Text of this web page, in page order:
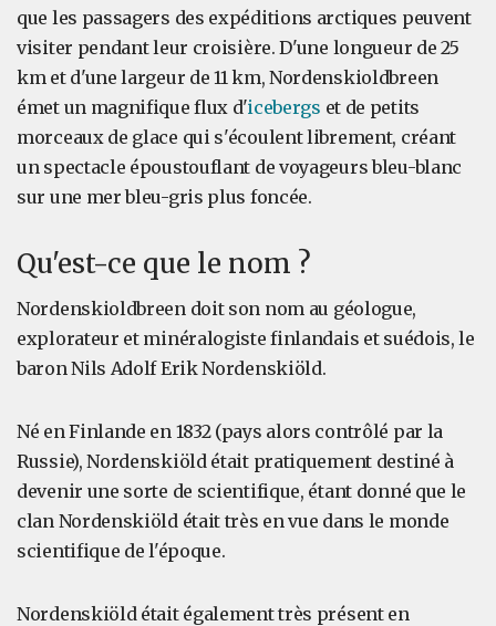
que les passagers des expéditions arctiques peuvent
visiter pendant leur croisière. D'une longueur de 25
km et d'une largeur de 11 km, Nordenskioldbreen
émet un magnifique flux d'icebergs et de petits
morceaux de glace qui s'écoulent librement, créant
un spectacle époustouflant de voyageurs bleu-blanc
sur une mer bleu-gris plus foncée.
Qu'est-ce que le nom ?
Nordenskioldbreen doit son nom au géologue,
explorateur et minéralogiste finlandais et suédois, le
baron Nils Adolf Erik Nordenskiöld.
Né en Finlande en 1832 (pays alors contrôlé par la
Russie), Nordenskiöld était pratiquement destiné à
devenir une sorte de scientifique, étant donné que le
clan Nordenskiöld était très en vue dans le monde
scientifique de l'époque.
Nordenskiöld était également très présent en